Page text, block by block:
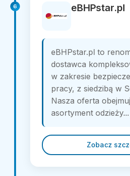
6 eBHPstar.pl
eBHPstar.pl to
dostawca
w zakresie
pracy, z siedzibą w
Nasza oferta
asortyment odzieży...
Zobacz